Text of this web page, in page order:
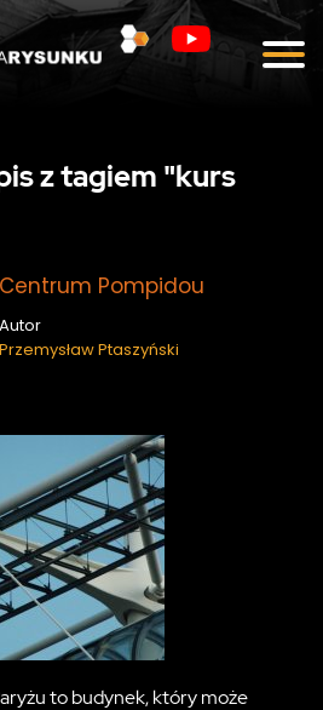
Kontakt
z tagiem "kurs
Pompidou
Autor
Przemysław Ptaszyński
to budynek, który może